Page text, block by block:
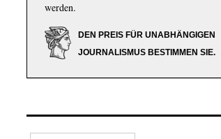
werden.
DEN PREIS FÜR UNABHÄNGIGEN
JOURNALISMUS BESTIMMEN SIE.